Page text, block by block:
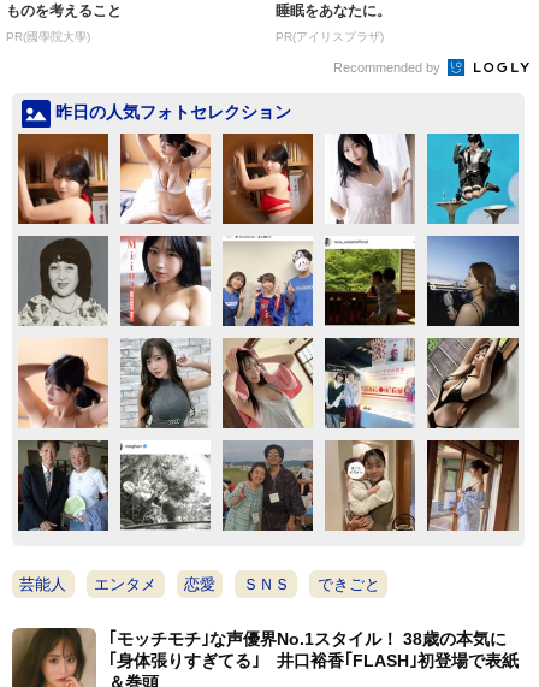
ものを考えること
PR(國學院大學)
睡眠をあなたに。
PR(アイリスプラザ)
Recommended by
昨日の人気フォトセレクション
芸能人 エンタメ 恋愛 ＳＮＳ できごと
｢モッチモチ｣な声優界No.1スタイル！ 38歳の本気に
｢身体張りすぎてる｣ 井口裕香｢FLASH｣初登場で表紙
＆巻頭